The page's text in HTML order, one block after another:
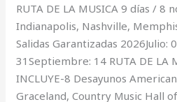
RUTA DE LA MUSICA 9 días / 8
Indianapolis, Nashville,
Salidas Garantizadas 2026Julio:
31Septiembre: 14 RUTA DE LA
INCLUYE-8 Desayunos
Graceland, Country Music Hall